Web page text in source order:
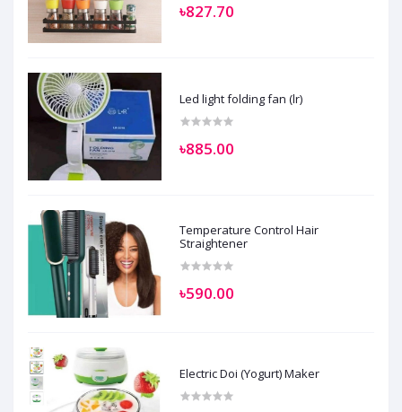
৳827.70
Led light folding fan (lr)
৳885.00
Temperature Control Hair
Straightener
৳590.00
Electric Doi (Yogurt) Maker